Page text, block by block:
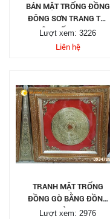
BÁN MẶT TRỐNG ĐỒNG
ĐÔNG SƠN TRANG TRÍ
NỘI THẤT DK 1,5M
Lượt xem: 3226
Liên hệ
TRANH MẶT TRỐNG
ĐỒNG GÒ BẰNG ĐỒNG
VÀNG
Lượt xem: 2976